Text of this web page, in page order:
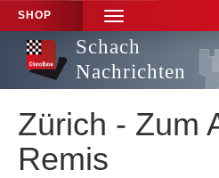
SHOP
TOGGLE
NAVIGATION
Schach
Nachrichten
Zürich - Zum
Remis